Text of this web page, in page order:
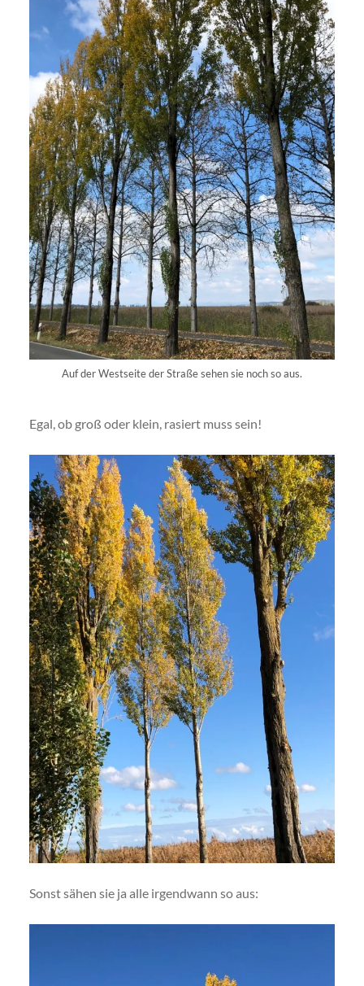
Auf der Westseite der Straße sehen sie noch so aus.
Egal, ob groß oder klein, rasiert muss sein!
Sonst sähen sie ja alle irgendwann so aus: